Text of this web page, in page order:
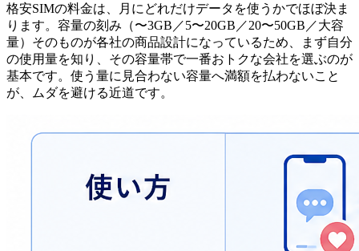
格安SIMの料金は、 月にどれだけデータを使うかでほぼ決ま
ります。容量の刻み（〜3GB／5〜20GB／20〜50GB／大容
量）そのものが各社の商品設計になっているため、まず自分
の使用量を知り、その容量帯で一番おトクな会社を選ぶのが
基本です。使う量に見合わない容量へ満額を払わないこと
が、ムダを避ける近道です。